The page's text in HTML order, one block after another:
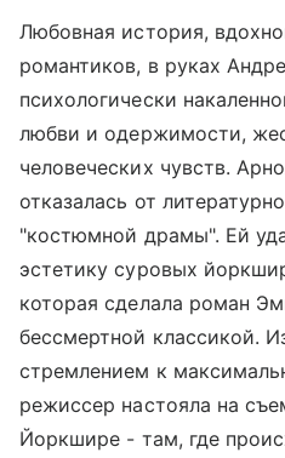
Любовная история,
романтиков, в руках
психологически
любви и одержимости,
человеческих чувств.
отказалась от
"костюмной драмы". Ей
эстетику суровых
которая сделала роман
бессмертной классикой.
стремлением к
режиссер настояла на
Йоркшире - там, где